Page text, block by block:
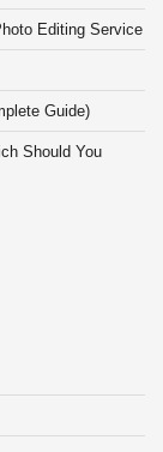
Editing Service
Guide)
Should You